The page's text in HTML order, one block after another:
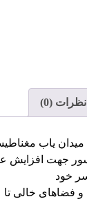
نظرات (0)
یاب
جهت افزایش
خود
تا عمق 6 متر با